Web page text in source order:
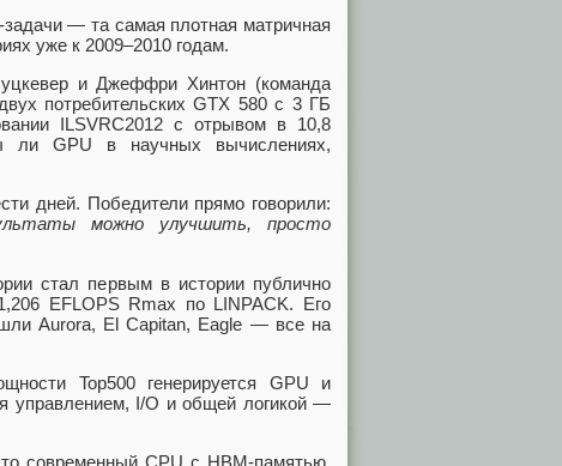
— та самая плотная матричная
уже к 2009–2010 годам.
и Джеффри Хинтон (команда
потребительских GTX 580 с 3 ГБ
ILSVRC2012 с отрывом в 10,8
ли GPU в научных вычислениях,
дней. Победители прямо говорили:
можно улучшить, просто
стал первым в истории публично
EFLOPS Rmax по LINPACK. Его
Aurora, El Capitan, Eagle — все на
Top500 генерируется GPU и
управлением, I/O и общей логикой —